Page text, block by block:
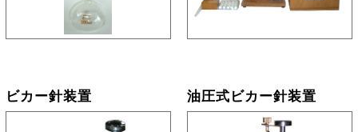
ビカー針装置 油圧式ビカー針装置